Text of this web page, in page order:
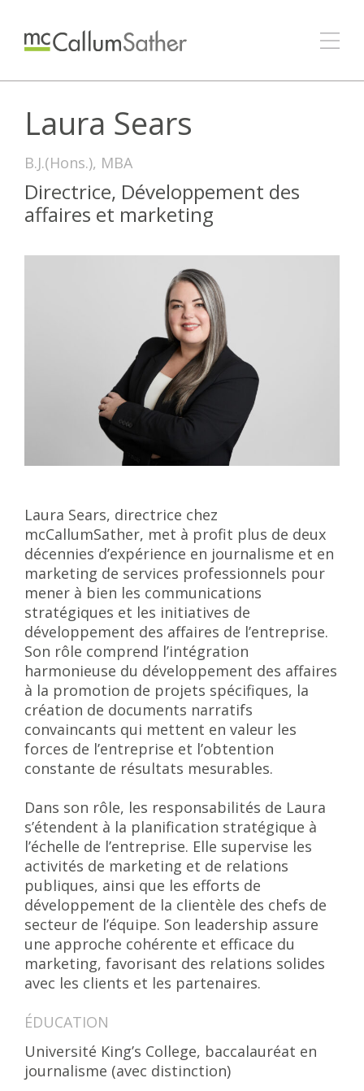
Laura Sears
B.J.(Hons.), MBA
Directrice, Développement des
affaires et marketing
Laura Sears, directrice chez
mcCallumSather, met à profit plus de deux
décennies d’expérience en journalisme et en
marketing de services professionnels pour
mener à bien les communications
stratégiques et les initiatives de
développement des affaires de l’entreprise.
Son rôle comprend l’intégration
harmonieuse du développement des affaires
à la promotion de projets spécifiques, la
création de documents narratifs
convaincants qui mettent en valeur les
forces de l’entreprise et l’obtention
constante de résultats mesurables.
Dans son rôle, les responsabilités de Laura
s’étendent à la planification stratégique à
l’échelle de l’entreprise. Elle supervise les
activités de marketing et de relations
publiques, ainsi que les efforts de
développement de la clientèle des chefs de
secteur de l’équipe. Son leadership assure
une approche cohérente et efficace du
marketing, favorisant des relations solides
avec les clients et les partenaires.
ÉDUCATION
Université King’s College, baccalauréat en
journalisme (avec distinction)